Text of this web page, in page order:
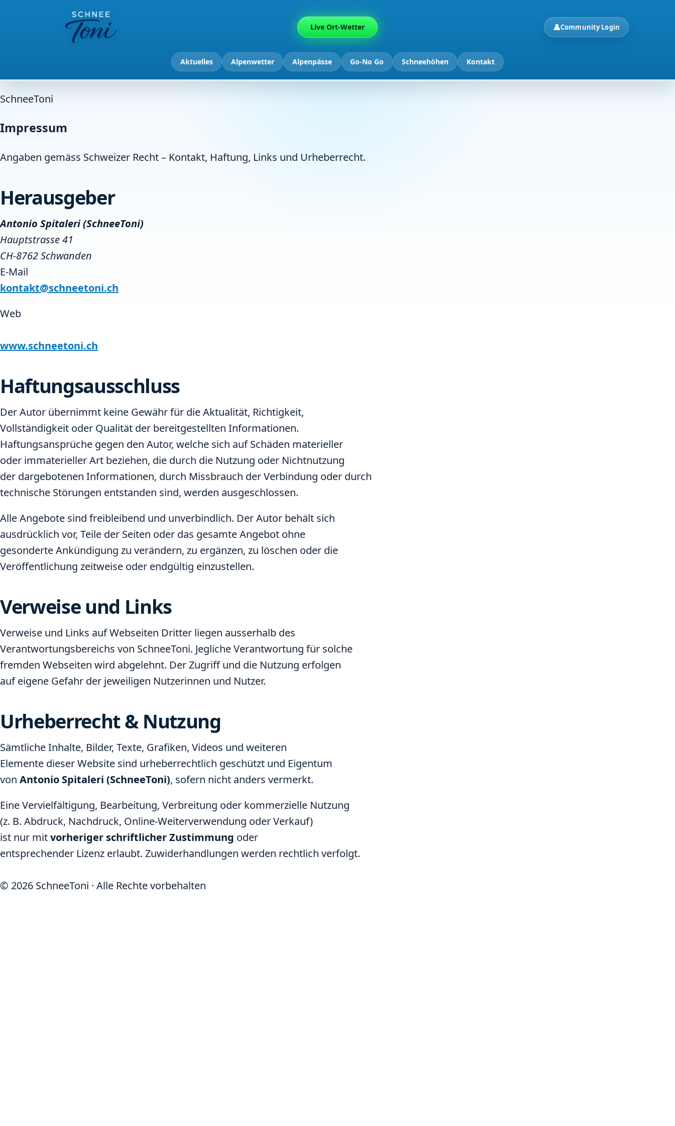
Live Ort-Wetter 👤Community Login
Aktuelles Alpenwetter Alpenpässe Go-No Go Schneehöhen Kontakt
SchneeToni
Impressum
Angaben gemäss Schweizer Recht – Kontakt, Haftung, Links und Urheberrecht.
Herausgeber
Antonio Spitaleri (SchneeToni)
Hauptstrasse 41
CH-8762 Schwanden
E-Mail
kontakt@schneetoni.ch
Web
www.schneetoni.ch
Haftungsausschluss
Der Autor übernimmt keine Gewähr für die Aktualität, Richtigkeit,
Vollständigkeit oder Qualität der bereitgestellten Informationen.
Haftungsansprüche gegen den Autor, welche sich auf Schäden materieller
oder immaterieller Art beziehen, die durch die Nutzung oder Nichtnutzung
der dargebotenen Informationen, durch Missbrauch der Verbindung oder durch
technische Störungen entstanden sind, werden ausgeschlossen.
Alle Angebote sind freibleibend und unverbindlich. Der Autor behält sich
ausdrücklich vor, Teile der Seiten oder das gesamte Angebot ohne
gesonderte Ankündigung zu verändern, zu ergänzen, zu löschen oder die
Veröffentlichung zeitweise oder endgültig einzustellen.
Verweise und Links
Verweise und Links auf Webseiten Dritter liegen ausserhalb des
Verantwortungsbereichs von SchneeToni. Jegliche Verantwortung für solche
fremden Webseiten wird abgelehnt. Der Zugriff und die Nutzung erfolgen
auf eigene Gefahr der jeweiligen Nutzerinnen und Nutzer.
Urheberrecht & Nutzung
Sämtliche Inhalte, Bilder, Texte, Grafiken, Videos und weiteren
Elemente dieser Website sind urheberrechtlich geschützt und Eigentum
von Antonio Spitaleri (SchneeToni), sofern nicht anders vermerkt.
Eine Vervielfältigung, Bearbeitung, Verbreitung oder kommerzielle Nutzung
(z. B. Abdruck, Nachdruck, Online-Weiterverwendung oder Verkauf)
ist nur mitvorheriger schriftlicher Zustimmung oder
entsprechender Lizenz erlaubt. Zuwiderhandlungen werden rechtlich verfolgt.
© 2026 SchneeToni · Alle Rechte vorbehalten